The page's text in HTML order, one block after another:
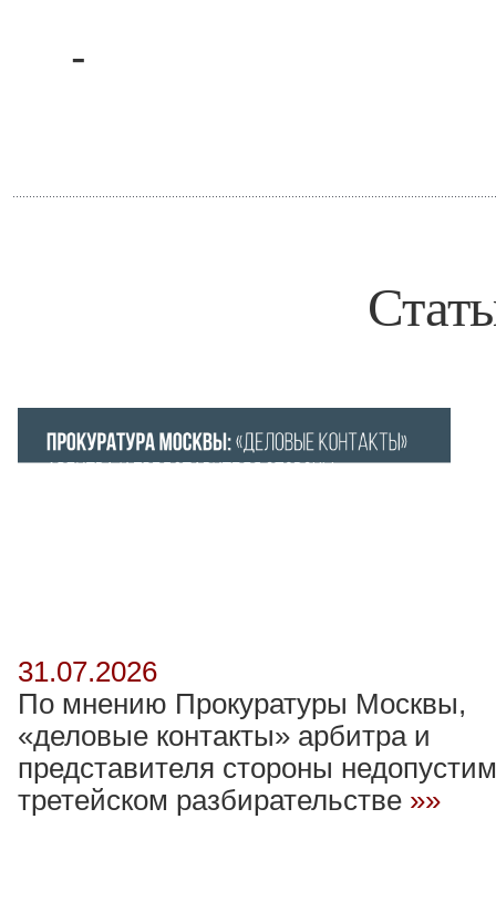
-
31.07.2026
По мнению Прокуратуры Москвы,
«деловые контакты» арбитра и
представителя стороны
третейском разбирательстве »»